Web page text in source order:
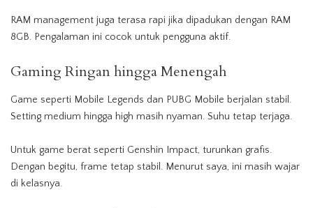
RAM management juga terasa rapi jika dipadukan dengan RAM
8GB. Pengalaman ini cocok untuk pengguna aktif.
Gaming Ringan hingga Menengah
Game seperti Mobile Legends dan PUBG Mobile berjalan stabil.
Setting medium hingga high masih nyaman. Suhu tetap terjaga.
Untuk game berat seperti Genshin Impact, turunkan grafis.
Dengan begitu, frame tetap stabil. Menurut saya, ini masih wajar
di kelasnya.